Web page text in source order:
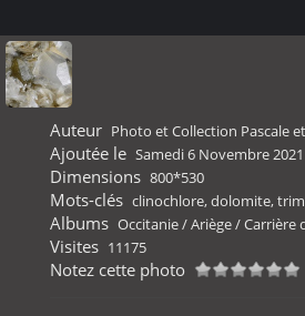
Auteur Photo et Collection Pascale
Ajoutée le Samedi 6 Novembre 2021
Dimensions 800*530
Mots-clés clinochlore,dolomite,
Albums Occitanie/Ariège/Carrière
Visites 11175
Notez cette photo